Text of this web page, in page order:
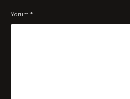
Yorum*